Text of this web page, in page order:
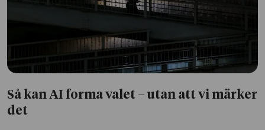
Så kan AI forma valet – utan att vi märker
det